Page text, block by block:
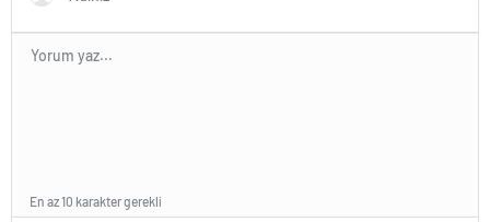
En az 10 karakter gerekli